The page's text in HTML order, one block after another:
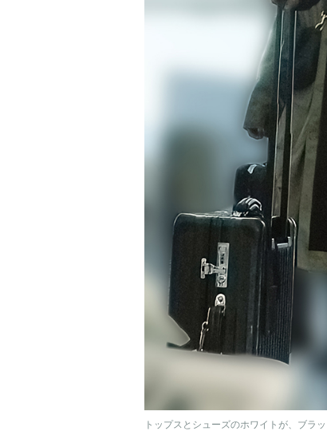
トップスとシューズのホワイトが、ブラ